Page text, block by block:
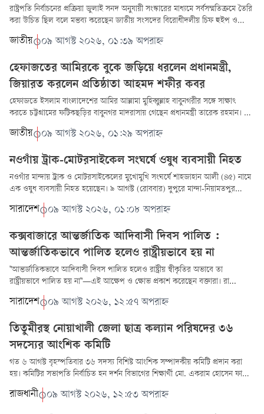
রাষ্ট্রপতি নির্বাচনের প্রক্রিয়া জুলাই সনদ অনুযায়ী সংস্কারের মাধ্যমে সর্বসম্মতিক্রমে তৈরি
করা উচিত ছিল বলে মন্তব্য করেছেন জাতীয় সংসদের বিরোধীদলীয় চিফ হুইপ ও
জাতী...
জাতীয় ০৯ আগস্ট ২০২৬, ০১:৩৯ অপরাহ্ন
হেফাজতের আমিরকে বুকে জড়িয়ে ধরলেন প্রধানমন্ত্রী,
জিয়ারত করলেন প্রতিষ্ঠাতা আহমদ শফীর কবর
হেফাজতে ইসলাম বাংলাদেশের আমির আল্লামা মুহিব্বুল্লাহ বাবুনগরীর সঙ্গে সাক্ষাৎ
করতে চট্টগ্রামের ফটিকছড়ির বাবুনগর মাদরাসায় গেছেন প্রধানমন্ত্রী তারেক রহমান। এ
সময় হে...
জাতীয় ০৯ আগস্ট ২০২৬, ০১:২৯ অপরাহ্ন
নওগাঁয় ট্রাক-মোটরসাইকেল সংঘর্ষে ওষুধ ব্যবসায়ী নিহত
নওগাঁর মান্দায় ট্রাক ও মোটরসাইকেলের মুখোমুখি সংঘর্ষে শাহজাহান আলী (৪৫) নামে
এক ওষুধ ব্যবসায়ী নিহত হয়েছেন। ৯ আগস্ট (রোববার) দুপুরে মান্দা-নিয়ামতপুর
সড়কের শান্তা...
সারাদেশ ০৯ আগস্ট ২০২৬, ০১:০৮ অপরাহ্ন
কক্সবাজারে আন্তর্জাতিক আদিবাসী দিবস পালিত :
আন্তর্জাতিকভাবে পালিত হলেও রাষ্ট্রীয়ভাবে হয় না
​"আন্তর্জাতিকভাবে আদিবাসী দিবস পালিত হলেও রাষ্ট্রীয় স্বীকৃতির অভাবে তা
রাষ্ট্রীয়ভাবে পালিত হয় না"—এই আক্ষেপ ও ক্ষোভ প্রকাশ করেছেন বক্তারা। রা...
সারাদেশ ০৯ আগস্ট ২০২৬, ১২:৫৭ অপরাহ্ন
তিতুমীরস্থ নোয়াখালী জেলা ছাত্র কল্যান পরিষদের ৩৬
সদস্যের আংশিক কমিটি
গত ৬ আগস্ট বৃহস্পতিবার ৩৬ সদস্য বিশিষ্ট আংশিক সম্পাদকীয় কমিটি প্রদান করা
হয়। কমিটির সভাপতি নির্বাচিত হন দর্শন বিভাগের শিক্ষার্থী মো. একরাম হোসেন ফাহিম
(২০১৯-২০স...
রাজধানী ০৯ আগস্ট ২০২৬, ১২:৫৩ অপরাহ্ন